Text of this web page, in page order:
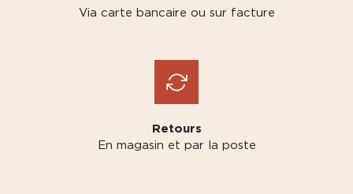
Via carte bancaire ou sur facture
Retours
En magasin et par la poste